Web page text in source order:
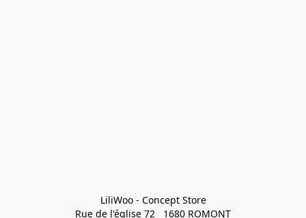
LiliWoo - Concept Store
Rue de l'église 72   1680 ROMONT